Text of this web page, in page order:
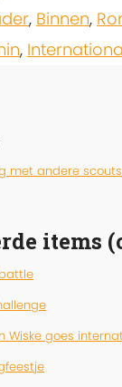
, Binnen,
,
met andere scouts
items
Wiske goes